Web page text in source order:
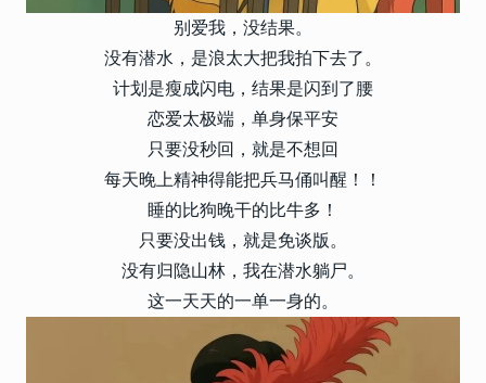
别爱我，没结果。
没有潜水，是浪太大把我拍下去了。
计划是瘦成闪电，结果是闪到了腰
恋爱太极端，单身保平安
只要没秒回，就是不想回
每天晚上精神得能把兵马俑叫醒！！
睡的比狗晚干的比牛多！
只要没出钱，就是免谈版。
没有归隐山林，我在潜水躺尸。
这一天天的一单一身的。